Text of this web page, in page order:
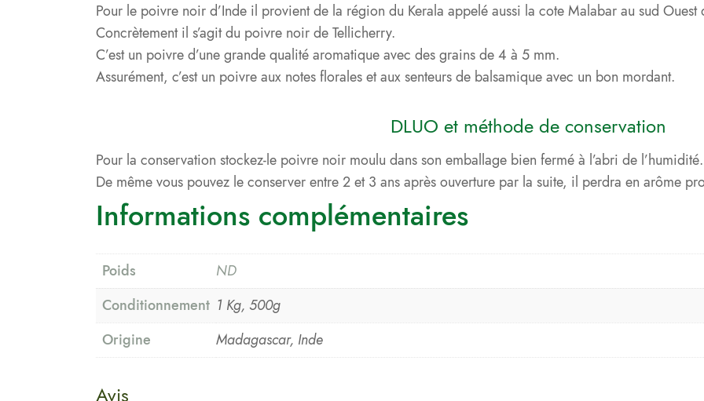
Pour le poivre noir d’Inde il provient de la région du Kerala appelé aussi la cote Malabar au sud Ouest
Concrètement il s’agit du poivre noir de Tellicherry.
C’est un poivre d’une grande qualité aromatique avec des grains de 4 à 5 mm.
Assurément, c’est un poivre aux notes florales et aux senteurs de balsamique avec un bon mordant.
DLUO et méthode de conservation
Pour la conservation stockez-le poivre noir moulu dans son emballage bien fermé à l’abri de l’humidité.
De même vous pouvez le conserver entre 2 et 3 ans après ouverture par la suite, il perdra en arôme
Informations complémentaires
Poids
ND
Conditionnement 1 Kg, 500g
Origine
Madagascar, Inde
Avis